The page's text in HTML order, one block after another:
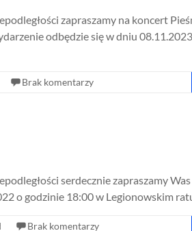
zapraszamy na koncert
odbędzie się w dniu
Brak komentarzy
serdecznie zapraszamy
o godzinie 18:00 w Legionowskim
Brak komentarzy